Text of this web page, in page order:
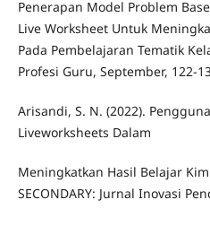
Penerapan Model Problem
Live Worksheet Untuk
Pada Pembelajaran Tematik
Profesi Guru, September, 122-
Arisandi, S. N. (2022).
Liveworksheets Dalam
Meningkatkan Hasil Belajar
SECONDARY: Jurnal Inovasi